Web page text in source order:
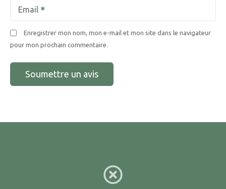
Email
Enregistrer mon nom, mon e-mail et mon site dans le navigateur
pour mon prochain commentaire.